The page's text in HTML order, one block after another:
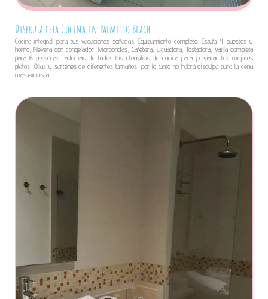
Disfruta esta Cocina en Palmetto Beach
Cocina integral para tus vacaciones soñadas Equipamiento completo: Estufa 4 puestos y
horno, Nevera con congelador, Microondas, Cafetera, Licuadora, Tostadora, Vajilla completa
para 6 personas, además de todos los utensilios de cocina para preparar tus mejores
platos, Ollas y sartenes de diferentes tamaños, por lo tanto no habrá disculpa para la cena
mas exquisita.